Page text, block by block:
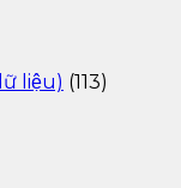
liệu) (113)